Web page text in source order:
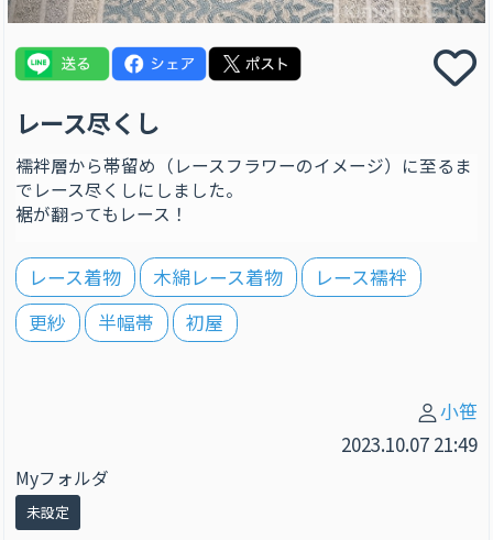
レース尽くし
襦袢層から帯留め（レースフラワーのイメージ）に至るま
でレース尽くしにしました。
裾が翻ってもレース！
レース着物 木綿レース着物
レース襦袢
更紗
半幅帯 初屋
小笹
2023.10.07 21:49
Myフォルダ
未設定